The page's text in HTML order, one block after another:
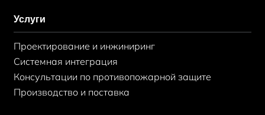
Услуги
Проектирование и инжиниринг
Системная интеграция
Консультации по противопожарной защите
Производство и поставка